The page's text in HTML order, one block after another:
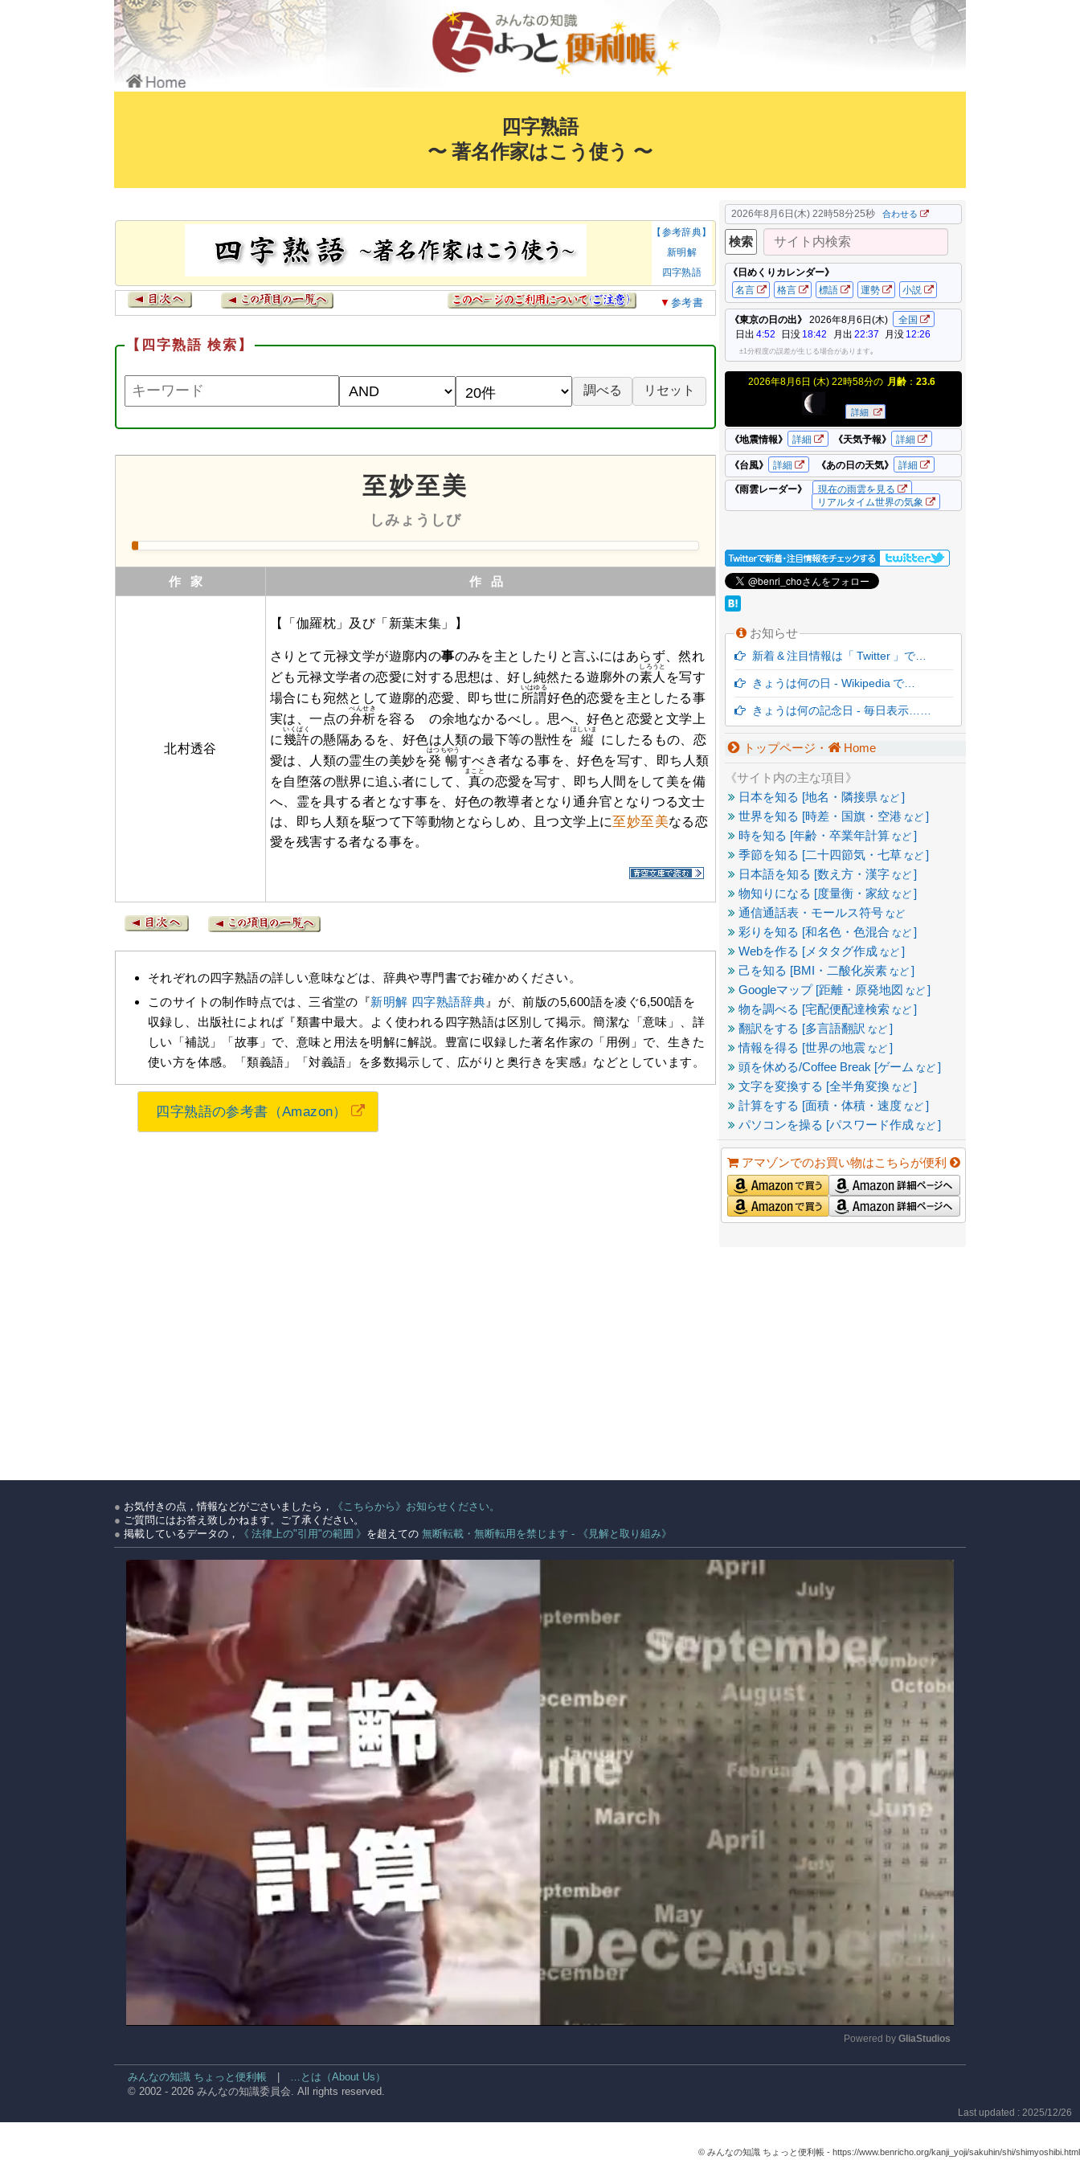
四字熟語
〜 著名作家はこう使う 〜
【参考辞典】
新明解
四字熟語
▼ 参考書
至妙至美
しみょうしび
作家 作品
北村透谷
【「伽羅枕」及び「新葉末集」】
さりとて元禄文学が遊廓内の事のみを主としたりと言ふにはあらず、然れ
ども元禄文学者の恋愛に対する思想は、好し純然たる遊廓外の素人
しろうと
を写す
場合にも宛然として遊廓的恋愛、即ち世に 所謂
いはゆる
好色的恋愛を主としたる事
実は、一点の弁析
べんせき
を容るゝの余地なかるべし。思へ、好色と恋愛と文学上
に幾許
いくばく
の懸隔あるを、好色は人類の最下等の獣性を 縦
ほしいまゝ
にしたるもの、恋
愛は、人類の霊生の美妙を発暢
はつちやう
すべき者なる事を、好色を写す、即ち人類
を自堕落の獣界に追ふ者にして、 真
まこと
の恋愛を写す、即ち人間をして美を備
へ、霊を具する者となす事を、好色の教導者となり通弁官となりつる文士
は、即ち人類を駆つて下等動物とならしめ、且つ文学上に至妙至美なる恋
愛を残害する者なる事を。
それぞれの四字熟語の詳しい意味などは、辞典や専門書でお確かめください。
このサイトの制作時点では、三省堂の『新明解 四字熟語辞典 』が、前版の5,600語を凌ぐ6,500語を
収録し、出版社によれば『類書中最大。よく使われる四字熟語は区別して掲示。簡潔な「意味」、詳
しい「補説」「故事」で、意味と用法を明解に解説。豊富に収録した著名作家の「用例」で、生きた
使い方を体感。「類義語」「対義語」を多数掲示して、広がりと奥行きを実感』などとしています。
四字熟語の参考書（Amazon）
2026年8月6日(木) 22時58分26秒 合わせる
お知らせ
新着 & 注目情報は「 Twitter 」で…
きょうは何の日 - Wikipedia で…
きょうは何の記念日 - 毎日表示……
トップページ・ Home
《サイト内の主な項目》
日本を知る [地名・隣接県 など ]
世界を知る [時差・国旗・空港 など ]
時を知る [年齢・卒業年計算 など ]
季節を知る [二十四節気・七草 など ]
日本語を知る [数え方・漢字 など ]
物知りになる [度量衡・家紋 など ]
通信通話表・モールス符号 など
彩りを知る [和名色・色混合 など ]
Webを作る [メタタグ作成 など ]
己を知る [BMI・二酸化炭素 など ]
Googleマップ [距離・原発地図 など ]
物を調べる [宅配便配達検索 など ]
翻訳をする [多言語翻訳 など ]
情報を得る [世界の地震 など ]
頭を休める/Coffee Break [ゲーム など ]
文字を変換する [全半角変換 など ]
計算をする [面積・体積・速度 など ]
パソコンを操る [パスワード作成 など ]
アマゾンでのお買い物はこちらが便利
● お気付きの点，情報などがごさいましたら，
《こちらから》お知らせください。
● ご質問にはお答え致しかねます。ご了承ください。
● 掲載しているデータの， 《 法律上の"引用"の範囲 》 を超えての 無断転載・無断転用を禁じます - 《見解と取り組み》
Powered by GliaStudios
みんなの知識 ちょっと便利帳
…とは（About Us）
© 2002 - 2026 みんなの知識委員会. All rights reserved.
Last updated : 2025/12/26
© みんなの知識 ちょっと便利帳 - https://www.benricho.org/kanji_yoji/sakuhin/shi/shimyoshibi.html